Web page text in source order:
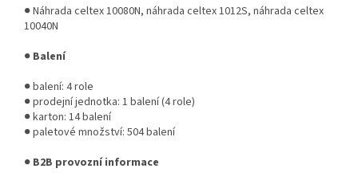
● Náhrada celtex 10080N, náhrada celtex 1012S, náhrada celtex
10040N
● Balení
● balení: 4 role
● prodejní jednotka: 1 balení (4 role)
● karton: 14 balení
● paletové množství: 504 balení
● B2B provozní informace